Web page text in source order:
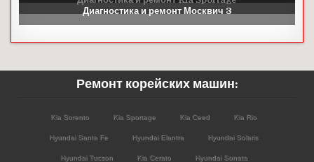
Ремонт корейских машин:
Kia Sorento Kia Sportage Kia Ceed Kia Rio
Hyundai Santa Fe Hyundai Elantra Hyundai Solaris
Hyundai Tucson Kia Cerato Hyundai Sonata